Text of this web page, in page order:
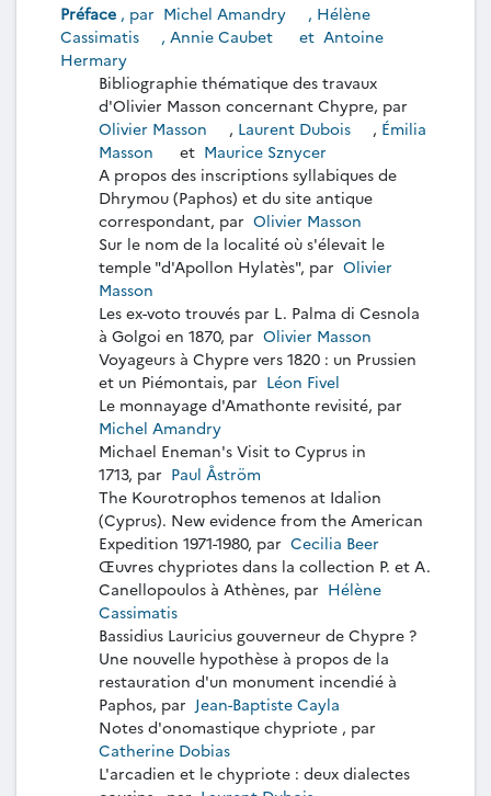
Préface , par Michel Amandry , Hélène
Cassimatis
, Annie Caubet et Antoine
Hermary
Bibliographie thématique des travaux
d'Olivier Masson concernant Chypre, par
Olivier Masson
, Laurent Dubois , Émilia
Masson
et Maurice Sznycer
A propos des inscriptions syllabiques de
Dhrymou (Paphos) et du site antique
correspondant, par Olivier Masson
Sur le nom de la localité où s'élevait le
temple "d'Apollon Hylatès", par Olivier
Masson
Les ex-voto trouvés par L. Palma di Cesnola
à Golgoi en 1870, par Olivier Masson
Voyageurs à Chypre vers 1820 : un Prussien
et un Piémontais, par Léon Fivel
Le monnayage d'Amathonte revisité, par
Michel Amandry
Michael Eneman's Visit to Cyprus in
1713, par Paul Åström
The Kourotrophos temenos at Idalion
(Cyprus). New evidence from the American
Expedition 1971-1980, par Cecilia Beer
Œuvres chypriotes dans la collection P. et A.
Canellopoulos à Athènes, par Hélène
Cassimatis
Bassidius Lauricius gouverneur de Chypre ?
Une nouvelle hypothèse à propos de la
restauration d'un monument incendié à
Paphos, par Jean-Baptiste Cayla
Notes d'onomastique chypriote , par
Catherine Dobias
L'arcadien et le chypriote : deux dialectes